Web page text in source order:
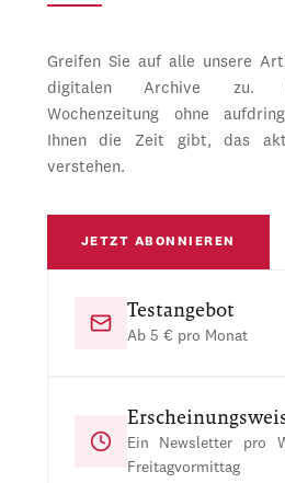
Greifen Sie auf alle unsere
digitalen Archive zu.
Wochenzeitung ohne
Ihnen die Zeit gibt, das
verstehen.
JETZT ABONNIEREN
Testangebot
Ab 5 € pro Monat
Ein Newsletter pro
Freitagvormittag